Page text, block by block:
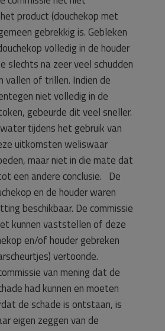
product (douchekop met
gebrekkig is. Gebleken
volledig in de houder
slechts na zeer veel schudden
vallen of trillen. Indien de
niet volledig in de
gebeurde dit veel sneller.
tijdens het gebruik van
uitkomsten weliswaar
maar niet in die mate dat
een andere conclusie. De
en de houder waren
beschikbaar. De commissie
kunnen vaststellen of deze
en/of houder gebreken
vertoonde.
van mening dat de
had kunnen en moeten
de schade is ontstaan, is
eigen zeggen van de